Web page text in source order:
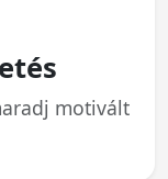
motivált